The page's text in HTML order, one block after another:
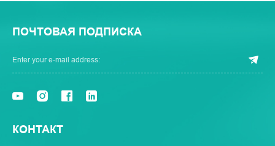
ПОЧТОВАЯ ПОДПИСКА
КОНТАКТ